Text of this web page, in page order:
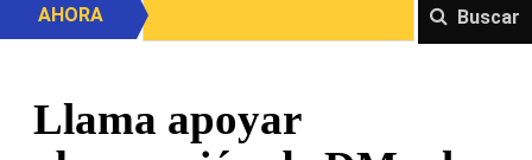
Buscar
AHORA
Llama apoyar